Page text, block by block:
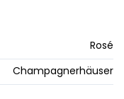
Rosé
Champagnerhäuser